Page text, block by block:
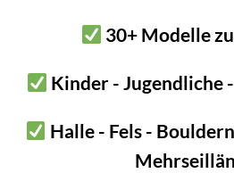
30+ Modelle
Kinder - Jugendliche
Halle - Fels -
-